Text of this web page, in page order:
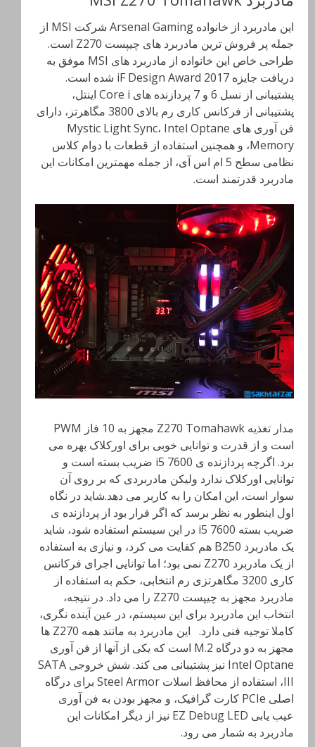
این مادربرد از خانواده Arsenal Gaming شرکت MSI از
جمله پر فروش ترین مادربرد های چیپست Z270 است.
طراحی خاص این خانواده از مادربرد های MSI موفق به
دریافت جایزه iF Design Award 2017 شده است.
پشتیبانی از نسل 6 و 7 پردازنده های Core i اینتل،
پشتیبانی از فرکانس کاری رم بالای 3800 مگاهرتز، دارای
فن آوری های Mystic Light Sync، Intel Optane
Memory، و همچنین استفاده از قطعات با دوام کلاس
نظامی سطح 5 ام اس آی، از جمله مهمترین امکانات این
مادربرد قدرتمند است.
مدار تغذیه Z270 Tomahawk مجهز به 10 فاز PWM
است و از قدرت و توانایی خوبی برای اورکلاک بهره می
برد. اگرچه پردازنده ی i5 7600 ضریب بسته است و
توانایی اورکلاک ندارد ولیکن مادربردی که بر روی آن
سوار است، این امکان را به کاربر می دهد.شاید در نگاه
اول اینطور به نظر برسد که اگر قرار بود از پردازنده ی
ضریب بسته i5 7600 در این سیستم استفاده شود، شاید
یک مادربرد B250 هم کفایت می کرد، و نیازی به استفاده
از یک مادربرد Z270 نمی بود؛ اما توانایی اجرای فرکانس
کاری 3200 مگاهرتزی رم انتخابی، حکم به استفاده از
مادربرد مجهز به چیپست Z270 را می داد. در نتیجه،
انتخاب این مادربرد برای این سیستم، در عین آینده نگری،
کاملا توجیه فنی دارد. این مادربرد به مانند همه Z270 ها
مجهز به دو درگاه M.2 است که یکی از آنها از فن آوری
Intel Optane نیز پشتیبانی می کند. شش خروجی SATA
III، استفاده از محافظ اسلات Steel Armor برای درگاه
اصلی PCIe کارت گرافیک، و مجهز بودن به فن آوری
عیب یابی EZ Debug LED نیز از دیگر امکانات این
مادربرد به شمار می رود.